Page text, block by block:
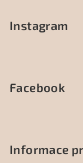
Instagram
Facebook
Informace